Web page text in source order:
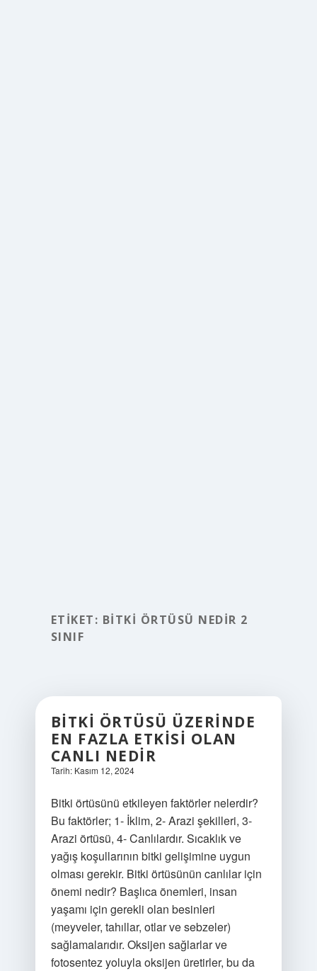
ETIKET: BITKI ÖRTÜSÜ NEDIR 2
SINIF
BITKI ÖRTÜSÜ ÜZERINDE
EN FAZLA ETKISI OLAN
CANLI NEDIR
Tarih: Kasım 12, 2024
Bitki örtüsünü etkileyen faktörler nelerdir?
Bu faktörler; 1- İklim, 2- Arazi şekilleri, 3-
Arazi örtüsü, 4- Canlılardır. Sıcaklık ve
yağış koşullarının bitki gelişimine uygun
olması gerekir. Bitki örtüsünün canlılar için
önemi nedir? Başlıca önemleri, insan
yaşamı için gerekli olan besinleri
(meyveler, tahıllar, otlar ve sebzeler)
sağlamalarıdır. Oksijen sağlarlar ve
fotosentez yoluyla oksijen üretirler, bu da